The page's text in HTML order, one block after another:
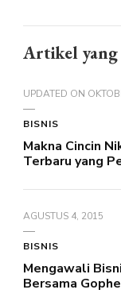
Artikel
UPDATED ON
BISNIS
Makna Cincin
Terbaru yang
AGUSTUS 4, 2015
BISNIS
Mengawali
Bersama